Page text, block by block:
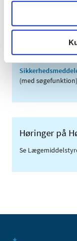
Links
Meddelelser om
(med søgefunktion)
(med søgefunktion)
Høringer på
Se